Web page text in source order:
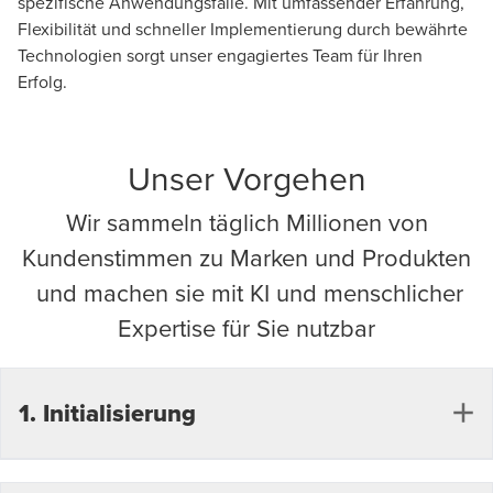
Flexibilität und schneller Implementierung durch bewährte
Technologien sorgt unser engagiertes Team für Ihren
Erfolg.
Unser Vorgehen
Wir sammeln täglich Millionen von
Kundenstimmen zu Marken und Produkten
und machen sie mit KI und menschlicher
Expertise für Sie nutzbar
1. Initialisierung